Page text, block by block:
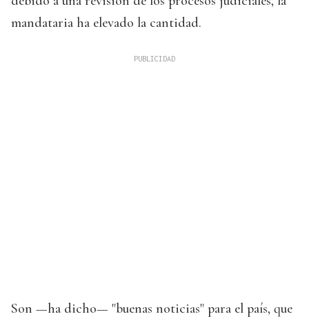
mandataria ha elevado la cantidad.
Son —ha dicho— "buenas noticias" para el país, que